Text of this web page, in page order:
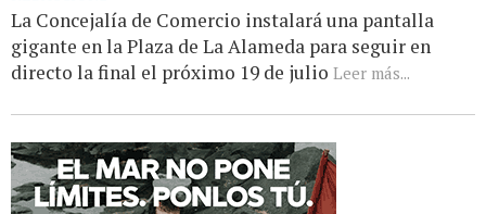
La Concejalía de Comercio instalará una pantalla
gigante en la Plaza de La Alameda para seguir en
directo la final el próximo 19 de julio Leer más...